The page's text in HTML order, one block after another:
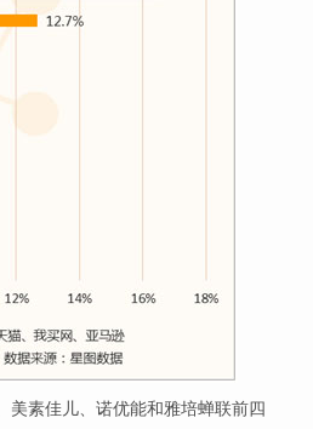
素佳儿、诺优能和雅培蝉联前四